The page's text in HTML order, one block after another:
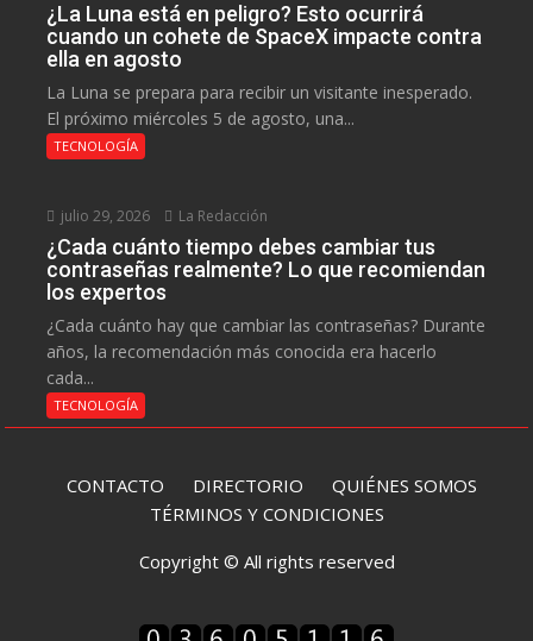
¿La Luna está en peligro? Esto ocurrirá
cuando un cohete de SpaceX impacte contra
ella en agosto
La Luna se prepara para recibir un visitante inesperado.
El próximo miércoles 5 de agosto, una...
TECNOLOGÍA
julio 29, 2026 La Redacción
¿Cada cuánto tiempo debes cambiar tus
contraseñas realmente? Lo que recomiendan
los expertos
¿Cada cuánto hay que cambiar las contraseñas? Durante
años, la recomendación más conocida era hacerlo
cada...
TECNOLOGÍA
CONTACTO DIRECTORIO QUIÉNES SOMOS
TÉRMINOS Y CONDICIONES
Copyright © All rights reserved